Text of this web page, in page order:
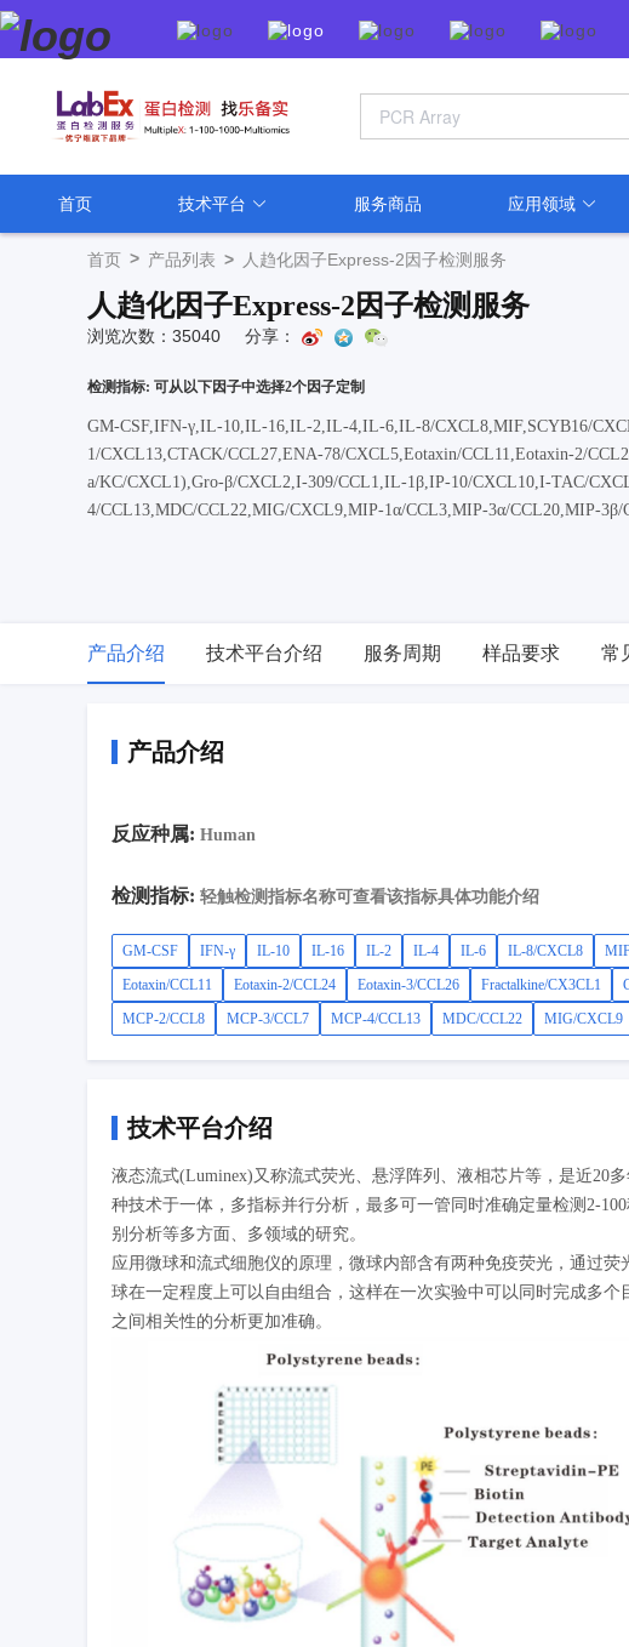
首页 技术平台 服务商品 应用领域
首页 > 产品列表 > 人趋化因子Express-2因子检测服务
人趋化因子Express-2因子检测服务
浏览次数：35040 分享：
检测指标: 可从以下因子中选择2个因子定制
GM-CSF,IFN-γ,IL-10,IL-16,IL-2,IL-4,IL-6,IL-8/CXCL8,MIF,SCYB16/
1/CXCL13,CTACK/CCL27,ENA-78/CXCL5,Eotaxin/CCL11,Eotaxin-2/
a/KC/CXCL1),Gro-β/CXCL2,I-309/CCL1,IL-1β,IP-10/CXCL10,I-TAC/
4/CCL13,MDC/CCL22,MIG/CXCL9,MIP-1α/CCL3,MIP-3α/CCL20,MIP-
产品介绍 技术平台介绍 服务周期 样品要求 常
产品介绍
反应种属: Human
检测指标: 轻触检测指标名称可查看该指标具体功能介绍
GM-CSF IFN-γ IL-10 IL-16 IL-2 IL-4 IL-6 IL-8/CXCL8
Eotaxin/CCL11
Eotaxin-2/CCL24 Eotaxin-3/CCL26 Fractalkine/CX3CL1
MCP-2/CCL8
MCP-3/CCL7 MCP-4/CCL13 MDC/CCL22 MIG/CXCL9
技术平台介绍
液态流式(Luminex)又称流式荧光、悬浮阵列、液相芯片等，是近20
种技术于一体，多指标并行分析，最多可一管同时准确定量检测2-
别分析等多方面、多领域的研究。
应用微球和流式细胞仪的原理，微球内部含有两种免疫荧光，通过
球在一定程度上可以自由组合，这样在一次实验中可以同时完成多
之间相关性的分析更加准确。